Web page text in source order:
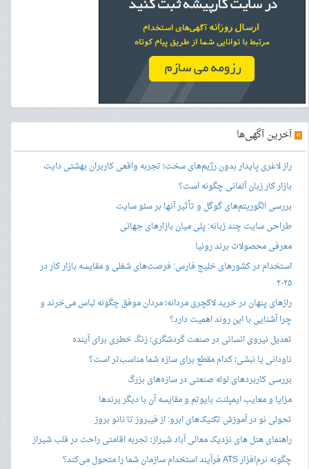
»آخرین آگهی‌ها
راز لاغری پایدار بدون رژیم‌های سخت؛ تجربه واقعی کاربران بهشتی دایت
بازار کار زبان آلمانی چگونه است؟
بررسی الگوریتم‌های گوگل و تأثیر آنها بر سئو سایت
طراحی سایت چند زبانه: پلی میان بازارهای جهانی
معرفی محصولات برند رونیا
استخدام در کشورهای خلیج فارس: فرصت‌های شغلی و مقایسه بازار کار در
۲۰۲۵
رازهای پنهان در خرید لاکچری مردانه؛ مردان موفق چگونه لباس می‌خرند و
چرا آشنایی با این روند اهمیت دارد؟
تعدیل نیروی انسانی در صنعت گردشگری؛ زنگ خطری برای آینده
ناودانی یا نبشی؛ کدام مقطع برای سازه شما مناسب‌تر است؟
بررسی کاربردهای لوله صنعتی در سازه‌های بزرگ
مزایا و معایب ایمپلنت بایوتم و مقایسه آن با دیگر برندها
تحولی نو در آموزش تکنیک‌های ابرو: از فیبروز تا نانو بروز
راهنمای هتل های نزدیک معالی آباد شیراز؛ تجربه اقامتی راحت در قلب شیراز
چگونه نرم‌افزار ATS فرآیند استخدام سازمان شما را متحول می‌کند؟